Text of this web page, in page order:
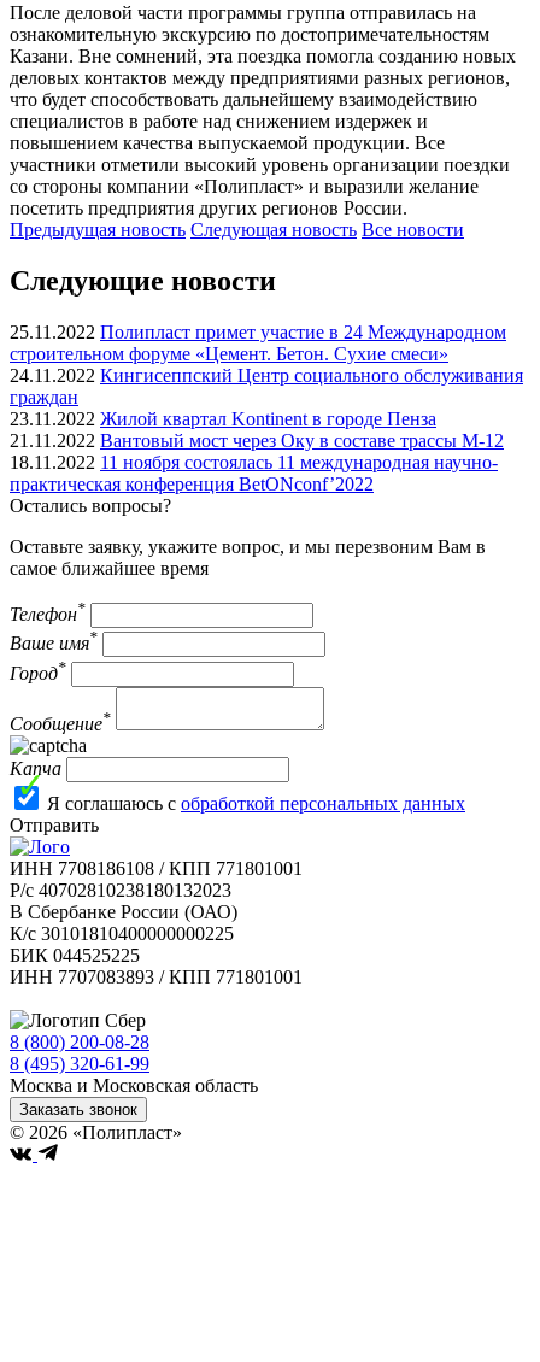
После деловой части программы группа отправилась на
ознакомительную экскурсию по достопримечательностям
Казани. Вне сомнений, эта поездка помогла созданию новых
деловых контактов между предприятиями разных регионов,
что будет способствовать дальнейшему взаимодействию
специалистов в работе над снижением издержек и
повышением качества выпускаемой продукции. Все
участники отметили высокий уровень организации поездки
со стороны компании «Полипласт» и выразили желание
посетить предприятия других регионов России.
Предыдущая новость Следующая новость Все новости
Следующие новости
25.11.2022 Полипласт примет участие в 24 Международном
строительном форуме «Цемент. Бетон. Сухие смеси»
24.11.2022 Кингисеппский Центр социального обслуживания
граждан
23.11.2022 Жилой квартал Kontinent в городе Пенза
21.11.2022 Вантовый мост через Оку в составе трассы М-12
18.11.2022 11 ноября состоялась 11 международная научно-
практическая конференция BetONconf’2022
Остались вопросы?
Оставьте заявку, укажите вопрос, и мы перезвоним Вам в
самое ближайшее время
Телефон*
Ваше имя*
Город*
Сообщение*
Капча
Я соглашаюсь с обработкой персональных данных
Отправить
ИНН 7708186108 / КПП 771801001
Р/с 40702810238180132023
В Сбербанке России (ОАО)
К/с 30101810400000000225
БИК 044525225
ИНН 7707083893 / КПП 771801001
8 (800) 200-08-28
8 (495) 320-61-99
Москва и Московская область
Заказать звонок
© 2026 «Полипласт»